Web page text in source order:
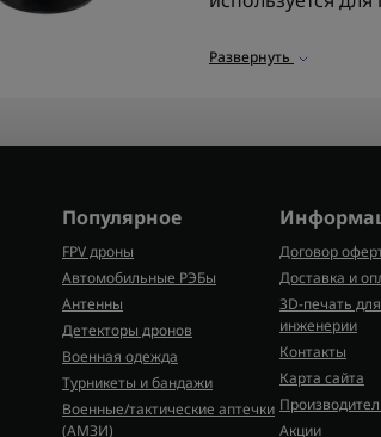
мелких царапин
Основные
внимание на
скорость
рабочее
диаметр
удобство
Инструмент
работы
Развернуть
Популярное
FPV дроны
Автомобильные РЭБы
Антенны
Детекторы дронов
Военная одежда
Турникеты и бандажи
Военные/тактические аптечки
(AMЗИ)
Договор
Доставка и
3D-печать
инженерии
Контакты
Карта сайта
Акции